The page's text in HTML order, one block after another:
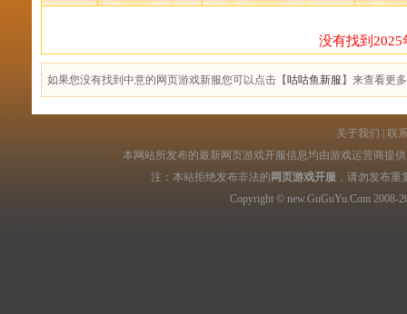
没有找到
如果您没有找到中意的网页游戏新服您可以点击【咕咕鱼新服 】来查看更
关于我们
联
本网站所发布的最新网页游戏开服信息均由游戏运营商提
注：本站拒绝发布非法的 网页游戏开服 ，请勿发布重
Copyright © new.GuGuYu.Com 2008-